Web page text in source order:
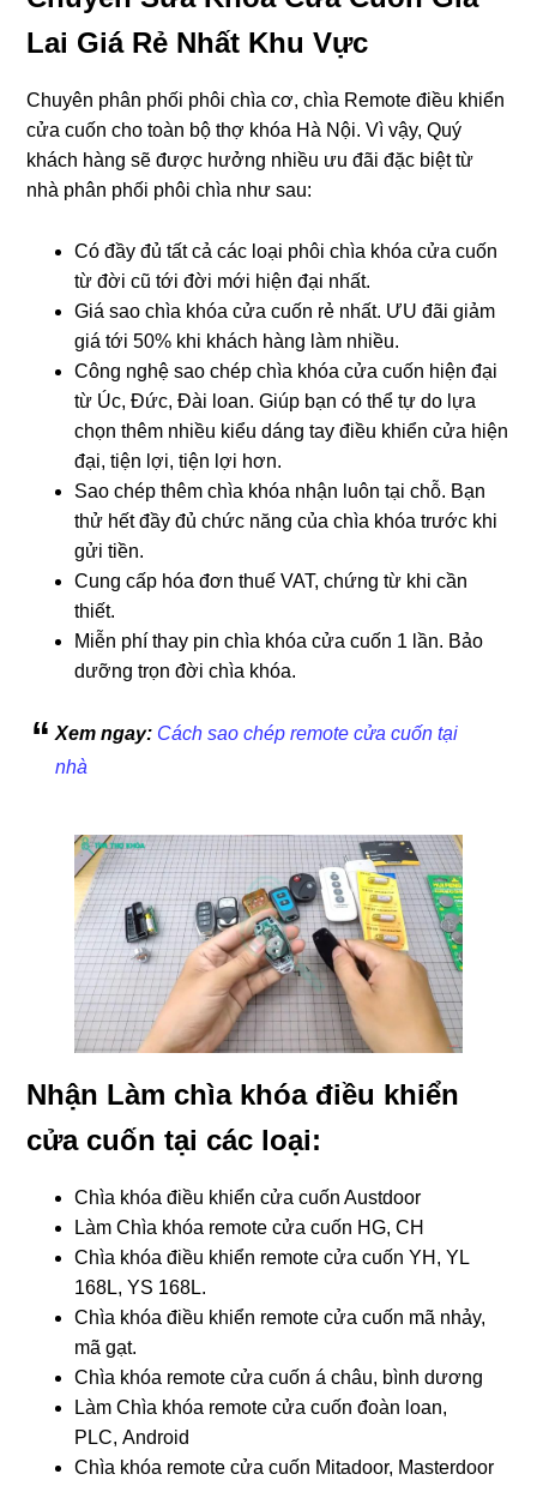
Lai Giá Rẻ Nhất Khu Vực
Chuyên phân phối phôi chìa cơ, chìa Remote điều khiển
cửa cuốn cho toàn bộ thợ khóa Hà Nội. Vì vậy, Quý
khách hàng sẽ được hưởng nhiều ưu đãi đặc biệt từ
nhà phân phối phôi chìa như sau:
Có đầy đủ tất cả các loại phôi chìa khóa cửa cuốn
từ đời cũ tới đời mới hiện đại nhất.
Giá sao chìa khóa cửa cuốn rẻ nhất. ƯU đãi giảm
giá tới 50% khi khách hàng làm nhiều.
Công nghệ sao chép chìa khóa cửa cuốn hiện đại
từ Úc, Đức, Đài loan. Giúp bạn có thể tự do lựa
chọn thêm nhiều kiểu dáng tay điều khiển cửa hiện
đại, tiện lợi, tiện lợi hơn.
Sao chép thêm chìa khóa nhận luôn tại chỗ. Bạn
thử hết đầy đủ chức năng của chìa khóa trước khi
gửi tiền.
Cung cấp hóa đơn thuế VAT, chứng từ khi cần
thiết.
Miễn phí thay pin chìa khóa cửa cuốn 1 lần. Bảo
dưỡng trọn đời chìa khóa.
Xem ngay: Cách sao chép remote cửa cuốn tại
nhà
Nhận Làm chìa khóa điều khiển
cửa cuốn tại các loại:
Chìa khóa điều khiển cửa cuốn Austdoor
Làm Chìa khóa remote cửa cuốn HG, CH
Chìa khóa điều khiển remote cửa cuốn YH, YL
168L, YS 168L.
Chìa khóa điều khiển remote cửa cuốn mã nhảy,
mã gạt.
Chìa khóa remote cửa cuốn á châu, bình dương
Làm Chìa khóa remote cửa cuốn đoàn loan,
PLC, Android
Chìa khóa remote cửa cuốn Mitadoor, Masterdoor